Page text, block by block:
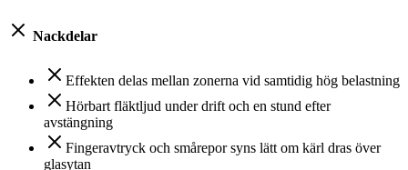
Nackdelar
Effekten delas mellan zonerna vid samtidig hög belastning
Hörbart fläktljud under drift och en stund efter
avstängning
Fingeravtryck och smårepor syns lätt om kärl dras över
glasytan